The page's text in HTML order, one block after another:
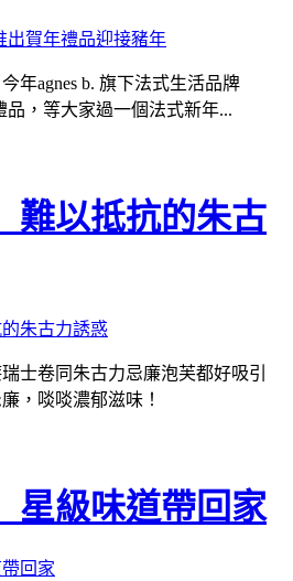
年agnes b. 旗下法式生活品牌
品，等大家過一個法式新年...
難以抵抗的朱古
士卷同朱古力忌廉泡芙都好吸引
，啖啖濃郁滋味！
星級味道帶回家